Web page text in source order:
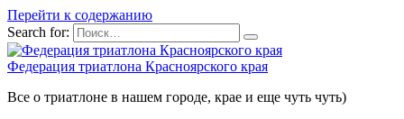
Перейти к содержанию
Search for:
Федерация триатлона Красноярского края
Все о триатлоне в нашем городе, крае и еще чуть чуть)